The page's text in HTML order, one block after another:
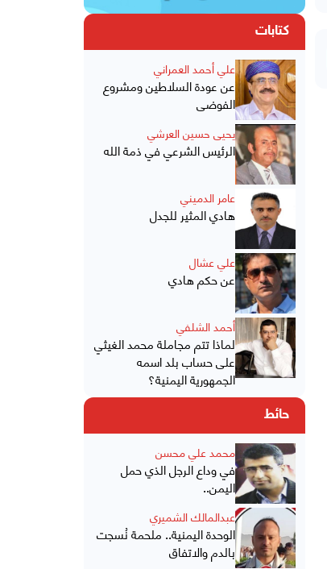
كتابات
علي أحمد العمراني
عن عودة السلاطين ومشروع
الفوضى
يحيى حسين العرشي
الرئيس الشرعي في ذمة الله
عامر الدميني
هادي المثير للجدل
علي عشال
عن حكم هادي
أحمد الشلفي
لماذا تتم مجاملة محمد الغيثي
على حساب بلد اسمه
الجمهورية اليمنية؟
حائط
محمد علي محسن
في وداع الرجل الذي حمل
اليمن..
عبدالمالك الشميري
الوحدة اليمنية.. ملحمة نُسجت
بالدم والاتفاق